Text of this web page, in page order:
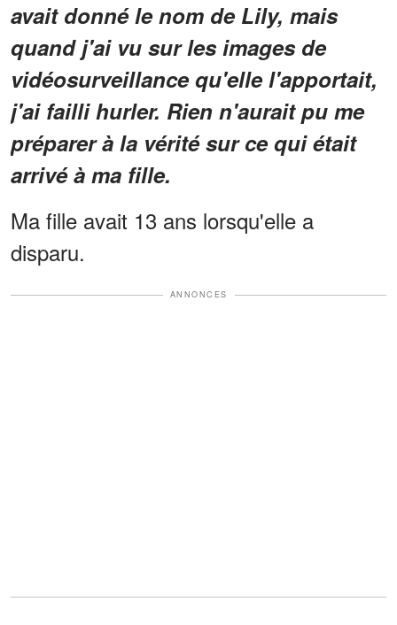
avait donné le nom de Lily, mais
quand j'ai vu sur les images de
vidéosurveillance qu'elle l'apportait,
j'ai failli hurler. Rien n'aurait pu me
préparer à la vérité sur ce qui était
arrivé à ma fille.
Ma fille avait 13 ans lorsqu'elle a
disparu.
ANNONCES